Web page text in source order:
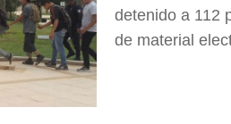
detenido a 112
de material